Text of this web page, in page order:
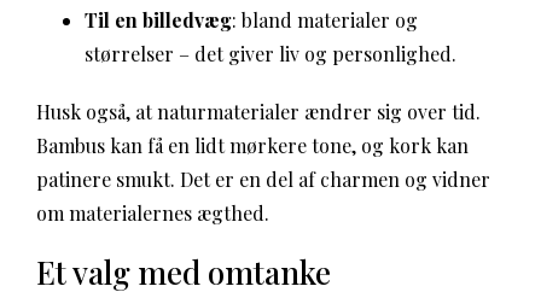
Til en billedvæg: bland materialer og
størrelser – det giver liv og personlighed.
Husk også, at naturmaterialer ændrer sig over tid.
Bambus kan få en lidt mørkere tone, og kork kan
patinere smukt. Det er en del af charmen og vidner
om materialernes ægthed.
Et valg med omtanke